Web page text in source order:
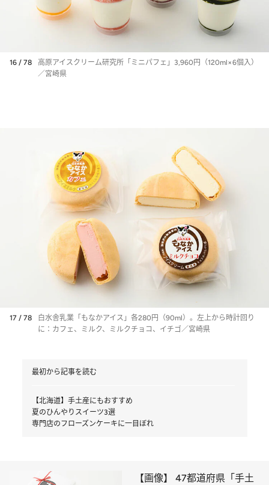
16 / 78
高原アイスクリーム研究所「ミニパフェ」3,960円（120ml×6個入）
／宮崎県
17 / 78
白水舎乳業「もなかアイス」各280円（90ml）。左上から時計回り
に：カフェ、ミルク、ミルクチョコ、イチゴ／宮崎県
最初から記事を読む
【北海道】手土産にもおすすめ
夏のひんやりスイーツ3選
専門店のフローズンケーキに一目ぼれ
【画像】 47都道府県「手土